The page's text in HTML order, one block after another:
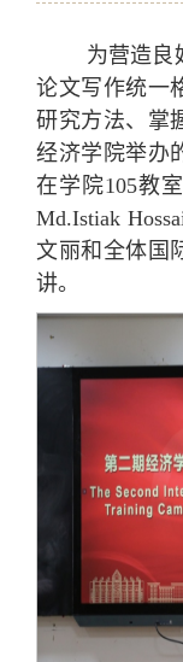
为营造良
论文写作统一
研究方法、掌
经济学院举办
在学院105教
Md.Istiak
文丽和全体国
讲。